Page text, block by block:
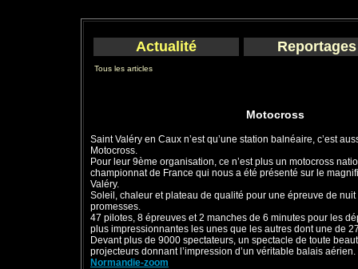
Actualité Reportages
Tous les articles
Motocross
Saint Valéry en Caux n’est qu’une station balnéaire, c’est
Motocross.
Pour leur 9ème organisation, ce n’est plus un motocross
championnat de France qui nous a été présenté sur le
Valéry.
Soleil, chaleur et plateau de qualité pour une épreuve de
promesses.
47 pilotes, 8 épreuves et 2 manches de 6 minutes pour les
plus impressionnantes les unes que les autres dont une de
Devant plus de 9000 spectateurs, un spectacle de toute
projecteurs donnant l’impression d’un véritable balais aérien.
Normandie-zoom